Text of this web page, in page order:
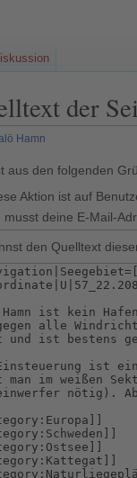
der
Hamn
aus den folgenden
Aktion ist auf
musst deine E-Mail-
den Quelltext